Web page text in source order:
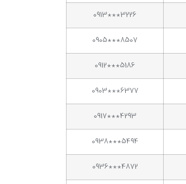
0913***3226
0905***8507
0912***5186
0903***6377
0917***4293
0938***5494
0936***4872